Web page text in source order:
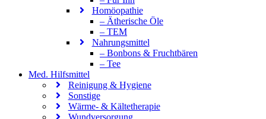
Homöopathie
– Ätherische Öle
– TEM
Nahrungsmittel
– Bonbons & Fruchtbären
– Tee
Med. Hilfsmittel
Reinigung & Hygiene
Sonstige
Wärme- & Kältetherapie
Wundversorgung